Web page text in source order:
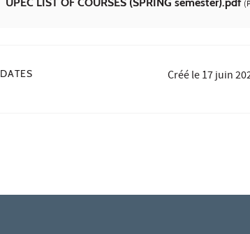
DATES Créé le17 juin